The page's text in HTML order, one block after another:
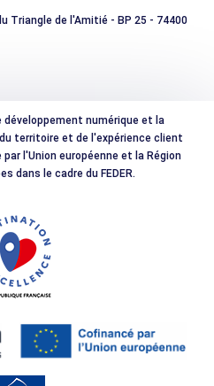
Triangle de l'Amitié - BP 25 - 74400
développement numérique et la
territoire et de l'expérience client
l'Union européenne et la Région
dans le cadre du FEDER.